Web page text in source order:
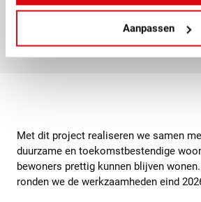
Aanpassen
plantenbakken en hout uit de
terugkomt in de nieuwe
Met dit project realiseren we samen
duurzame en toekomstbestendige
bewoners prettig kunnen blijven
ronden we de werkzaamheden eind